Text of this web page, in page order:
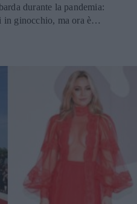
durante la pandemia:
in ginocchio, ma ora è